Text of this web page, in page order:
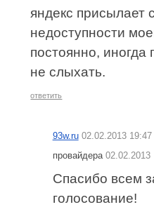
яндекс присылает
недоступности
постоянно, иногда
не слыхать.
ответить
93w.ru 02.02.2013 19:47
провайдера 02.02.2013
Спасибо всем
голосование!